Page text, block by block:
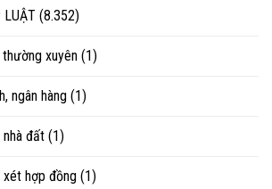
LUẬT (8.352)
xuyên (1)
ngân hàng (1)
đất (1)
hợp đồng (1)